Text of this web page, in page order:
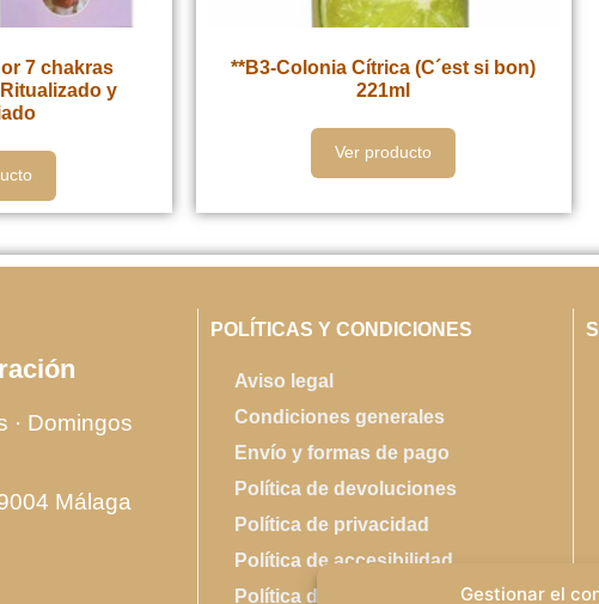
Gestionar el
7 chakras
y
**B3-Colonia Cítrica (C´est si bon)
221ml
Ver producto
· Domingos
Málaga
POLÍTICAS Y CONDICIONES
Aviso legal
Condiciones generales
Envío y formas de pago
Política de devoluciones
Política de privacidad
Política de accesibilidad
Política de cookies